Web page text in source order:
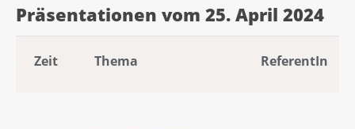
Präsentationen vom 25. April 2024
Zeit Thema ReferentIn